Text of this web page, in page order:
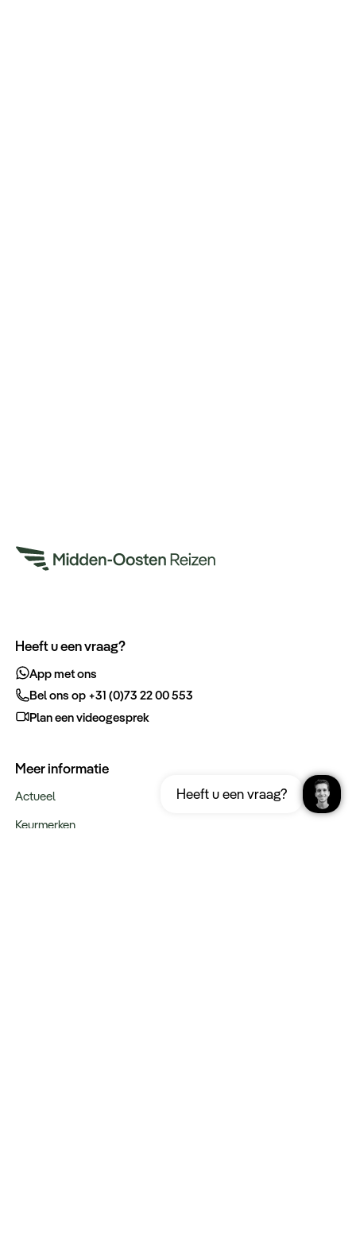
Turkije
Download nu
Heeft u een vraag?
Heeft u een vraag?
App met ons
Bel ons op +31 (0)73 22 00 553
Plan een videogesprek
Meer informatie
Actueel
Keurmerken